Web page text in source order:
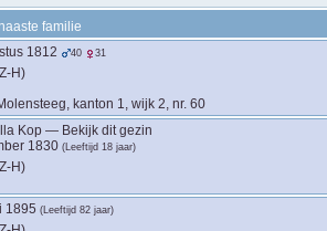
familie
1812 40 31
H)
kanton 1, wijk 2, nr. 60
Kop — Bekijk dit gezin
1830 (Leeftijd 18 jaar)
H)
1895 (Leeftijd 82 jaar)